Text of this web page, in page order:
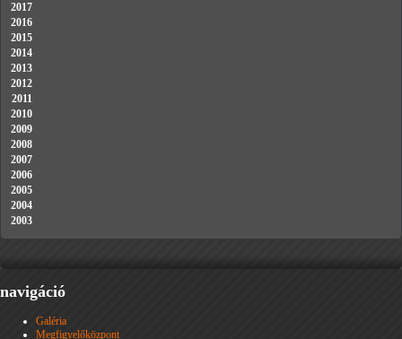
2017
2016
2015
2014
2013
2012
2011
2010
2009
2008
2007
2006
2005
2004
2003
navigáció
Galéria
Megfigyelőközpont